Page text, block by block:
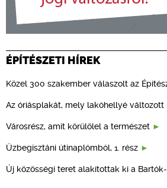
ÉPÍTÉSZETI HÍREK
Közel 300 szakember válaszolt az
Az óriásplakát, mely lakóhellyé változott
Városrész, amit körülölel a természet
Üzbegisztáni útinaplómból, 1. rész
Új közösségi teret alakítottak ki a Bartók-